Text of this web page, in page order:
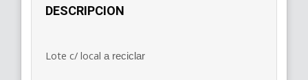
DESCRIPCION
Lote c/ local a reciclar